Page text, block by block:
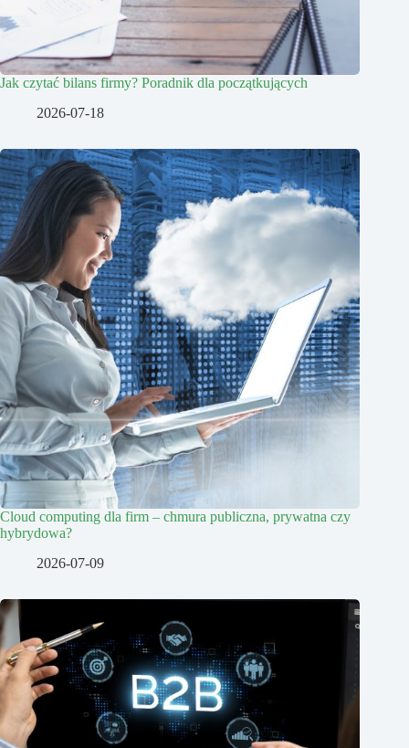
Jak czytać bilans firmy? Poradnik dla początkujących
2026-07-18
Cloud computing dla firm – chmura publiczna, prywatna czy
hybrydowa?
2026-07-09